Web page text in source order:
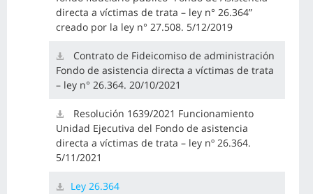
directa a víctimas de trata – ley n° 26.364”
creado por la ley n° 27.508. 5/12/2019
Contrato de Fideicomiso de administración
Fondo de asistencia directa a víctimas de trata
– ley n° 26.364. 20/10/2021
Resolución 1639/2021 Funcionamiento
Unidad Ejecutiva del Fondo de asistencia
directa a víctimas de trata – ley nº 26.364.
5/11/2021
Ley 26.364